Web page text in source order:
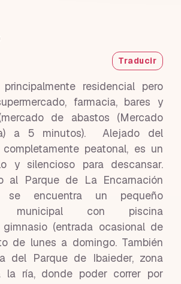
Traducir
residencial pero
farmacia, bares y
de abastos (Mercado
a 5 minutos). Alejado del
peatonal, es un
y silencioso para descansar.
al Parque de La Encarnación
encuentra un pequeño
municipal con piscina
(entrada ocasional de
de lunes a domingo. También
del Parque de Ibaieder, zona
la ría, donde poder correr por